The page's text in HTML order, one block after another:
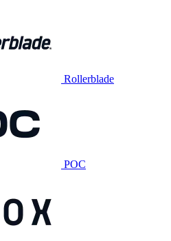
Rollerblade
POC